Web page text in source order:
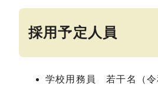
採用予定人員
学校用務員 若干名（令